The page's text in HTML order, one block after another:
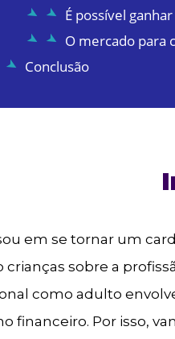
É possível
O mercado para
Conclusão
em se tornar um
crianças sobre a
como adulto
financeiro. Por isso,